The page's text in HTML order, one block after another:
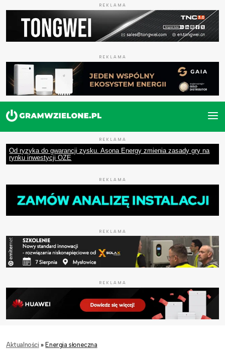
REKLAMA
REKLAMA
REKLAMA
Od ryzyka do gwarancji zysku. Asona Energy zmienia zasady gry na
rynku inwestycji OZE
REKLAMA
REKLAMA
REKLAMA
Aktualności » Energia słoneczna